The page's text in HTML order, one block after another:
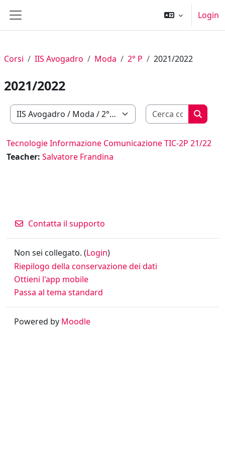
Pannello laterale
Login
Corsi IIS Avogadro Moda 2° P 2021/2022
2021/2022
Categorie di corso
Cerca
Cerca
Tecnologie Informazione Comunicazione TIC-2P 21/22
Teacher: Salvatore Frandina
Contatta il supporto
Non sei collegato. (Login)
Riepilogo della conservazione dei dati
Ottieni l'app mobile
Passa al tema standard
Powered by Moodle